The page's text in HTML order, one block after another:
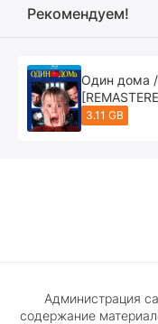
Рекомендуем!
Один дома /
3.11 GB
Администрация
содержание